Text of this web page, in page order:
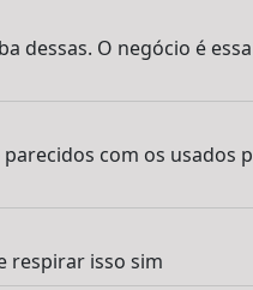
dessas. O negócio é
com os usados
respirar isso sim